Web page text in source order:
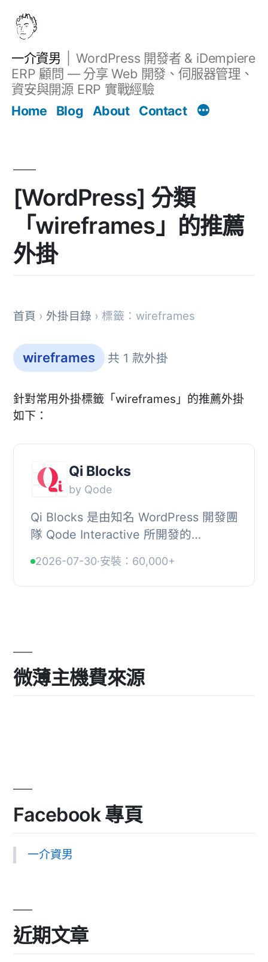
一介資男
WordPress 開發者 & iDempiere
ERP 顧問 — 分享 Web 開發、伺服器管理、
資安與開源 ERP 實戰經驗
Home
Blog About Contact
[WordPress] 分類
「wireframes」的推薦
外掛
首頁 › 外掛目錄 › 標籤：wireframes
wireframes 共 1 款外掛
針對常用外掛標籤「wireframes」的推薦外掛
如下：
Qi Blocks
by Qode
Qi Blocks 是由知名 WordPress 開發團
隊 Qode Interactive 所開發的
自訂區塊，讓使用者能夠輕鬆創建各類
型網站。此外掛...
2026-07-30·安裝：60,000+
微薄主機費來源
Facebook 專頁
一介資男
近期文章
文章 Filter